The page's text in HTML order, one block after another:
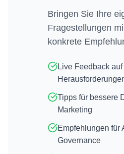
Bringen Sie Ihre
Fragestellungen
konkrete
Live Feedback
Tipps für bessere
Marketing
Empfehlungen für
Governance